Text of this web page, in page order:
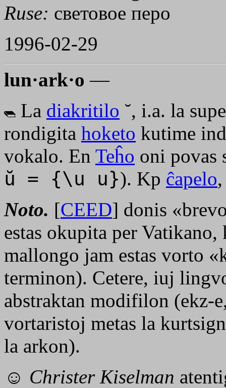
Ruse: световое перо
1996-02-29
lun·ark·o —
La diakritilo ˘, i.a. la
rondigita hoketo kutime
vokalo. En Teĥo oni povas
ŭ = {\u u}). Kp ĉapelo
Noto. [CEED] donis
estas okupita per
mallongo jam estas vorto
terminon). Cetere, iuj
abstraktan modifilon (ekz-
vortaristoj metas la
la arkon).
☺ Christer Kiselman